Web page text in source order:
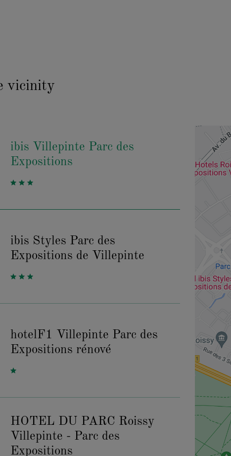
vicinity
ibis Villepinte Parc des
Expositions
ibis Styles Parc des
Expositions de Villepinte
hotelF1 Villepinte Parc des
Expositions rénové
HOTEL DU PARC Roissy
Villepinte - Parc des
Expositions